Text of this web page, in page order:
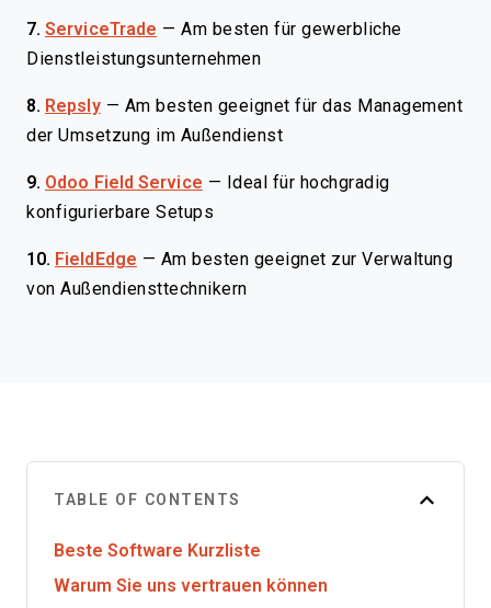
7. ServiceTrade —Am besten für gewerbliche
Dienstleistungsunternehmen
8. Repsly — Am besten geeignet für das Management
der Umsetzung im Außendienst
9. Odoo Field Service —
Ideal für hochgradig
konfigurierbare Setups
10. FieldEdge — Am besten geeignet zur Verwaltung
von Außendiensttechnikern
TABLE OF CONTENTS
Beste Software Kurzliste
Warum Sie uns vertrauen können